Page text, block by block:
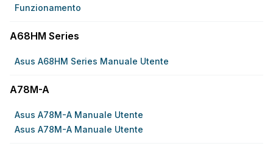
Funzionamento
A68HM Series
Asus A68HM Series Manuale Utente
A78M-A
Asus A78M-A Manuale Utente
Asus A78M-A Manuale Utente